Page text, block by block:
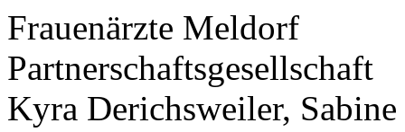
Frauenärzte Meldorf
Partnerschaftsgesellschaft
Kyra Derichsweiler,